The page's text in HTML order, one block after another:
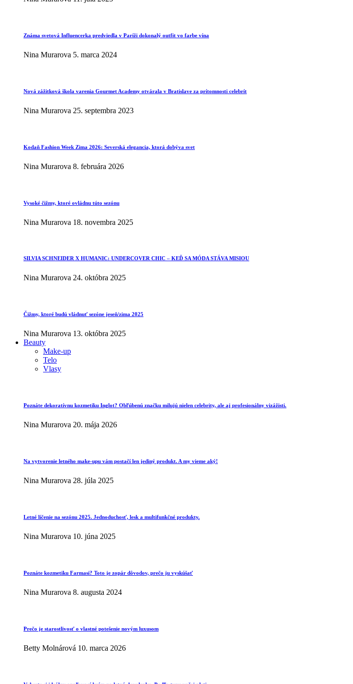
Známa svetová Influencerka predviedla v Paríži dokonalý outfit vo farbe vína
Nina Murarova 5. marca 2024
Nová zážitková škola varenia Gourmet Academy otvárala v Bratislave za prítomnosti celebrít
Nina Murarova 25. septembra 2023
Kodaň Fashion Week Zima 2026: Severská elegancia, ktorá dobýva svet
Nina Murarova 8. februára 2026
Vysoké čižmy, ktoré ovládnu túto sezónu
Nina Murarova 18. novembra 2025
SILVIA SCHNEIDER X HUMANIC: UNDERCOVER CHIC – KEĎ SA MÓDA STÁVA MISIOU
Nina Murarova 24. októbra 2025
Čižmy, ktoré budú vládnuť sezóne jeseň/zima 2025
Nina Murarova 13. októbra 2025
Beauty
Make-up
Telo
Vlasy
Poznáte dekoratívnu kozmetiku Inglot? Obľúbenú značku milujú nielen celebrity, ale aj profesionálny vizážisti.
Nina Murarova 20. mája 2026
Na vytvorenie letného make-upu vám postačí len jediný produkt. A my vieme aký!
Nina Murarova 28. júla 2025
Letné líčenie na sezónu 2025. Jednoduchosť, lesk a multifunkčné produkty.
Nina Murarova 10. júna 2025
Poznáte kozmetiku Farmasi? Toto je zopár dôvodov, prečo ju vyskúšať
Nina Murarova 8. augusta 2024
Prečo je starostlivosť o vlastné potešenie novým luxusom
Betty Molnárová 10. marca 2026